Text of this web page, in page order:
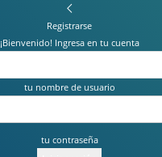
Registrarse
¡Bienvenido! Ingresa en tu cuenta
tu nombre de usuario
tu contraseña